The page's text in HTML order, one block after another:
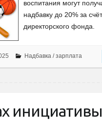
воспитания могут
надбавку до 20% за
директорского фонда.
Надбавка / зарплата
инициативы